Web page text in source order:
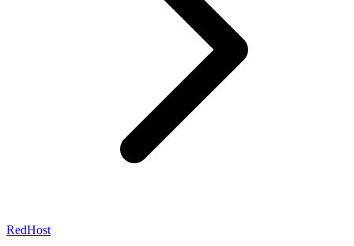
RedHost